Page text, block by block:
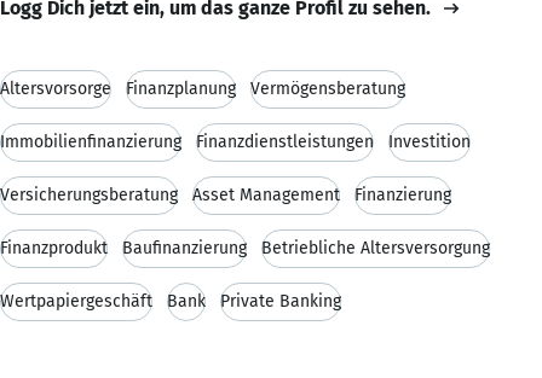
Logg Dich jetzt ein, um das ganze Profil zu sehen.
Altersvorsorge Finanzplanung Vermögensberatung
Immobilienfinanzierung Finanzdienstleistungen Investition
Versicherungsberatung Asset Management Finanzierung
Finanzprodukt Baufinanzierung Betriebliche Altersversorgung
Wertpapiergeschäft Bank Private Banking